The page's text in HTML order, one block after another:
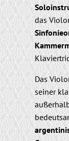
das
Das
seiner